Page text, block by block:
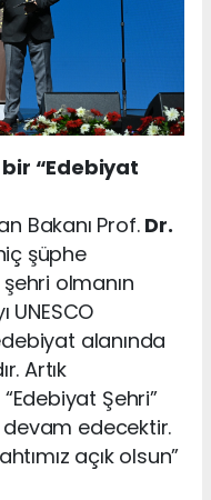
“Edebiyat
Bakanı Prof.Dr.
şüphe
olmanın
UNESCO
alanında
Artık
Şehri”
devam edecektir.
açık olsun”